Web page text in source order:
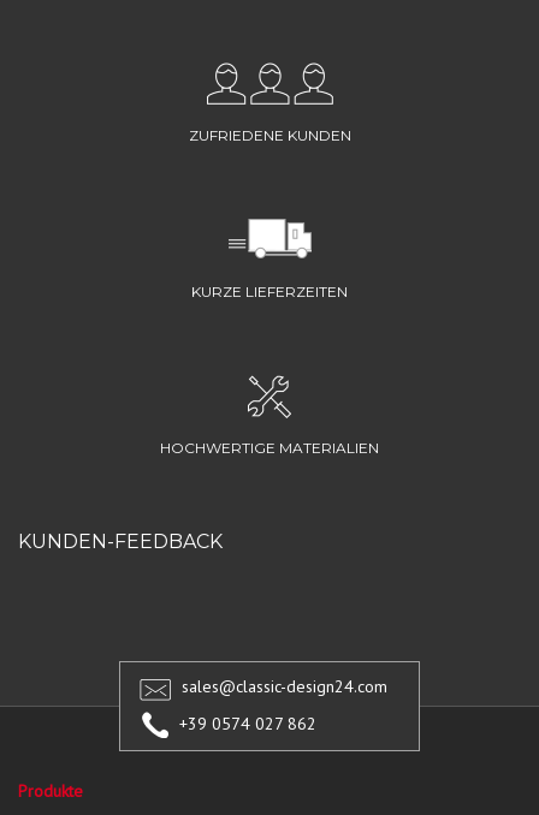
ZUFRIEDENE KUNDEN
KURZE LIEFERZEITEN
HOCHWERTIGE MATERIALIEN
KUNDEN-FEEDBACK
sales@classic-design24.com
+39 0574 027 862
Produkte